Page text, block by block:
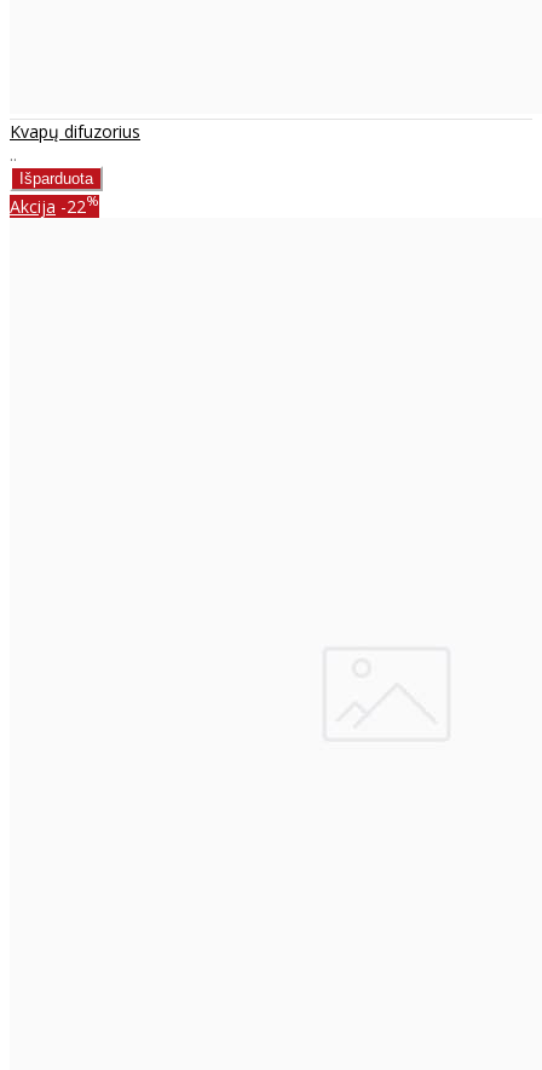
Kvapų difuzorius
..
Akcija -22%